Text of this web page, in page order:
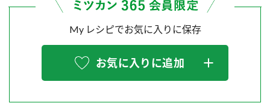
My レシピでお気に入りに保存
お気に入りに追加